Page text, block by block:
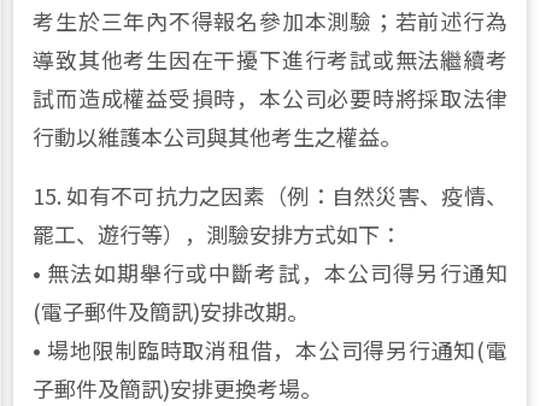
考生於三年內不得報名參加本測驗；若前述行為
導致其他考生因在干擾下進行考試或無法繼續考
試而造成權益受損時，本公司必要時將採取法律
行動以維護本公司與其他考生之權益。
15. 如有不可抗力之因素（例：自然災害、疫情、
罷工、遊行等），測驗安排方式如下：
• 無法如期舉行或中斷考試，本公司得另行通知
(電子郵件及簡訊)安排改期。
• 場地限制臨時取消租借，本公司得另行通知(電
子郵件及簡訊)安排更換考場。